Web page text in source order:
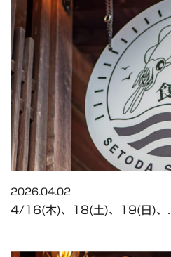
2026.04.02
4/16(木)、18(土)、19(日)、...